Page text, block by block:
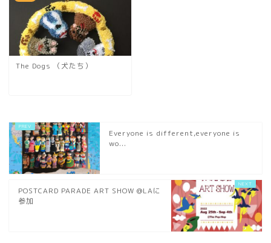
The Dogs （犬たち）
Everyone is different,everyone is
wo...
POSTCARD PARADE ART SHOW @LAに
参加